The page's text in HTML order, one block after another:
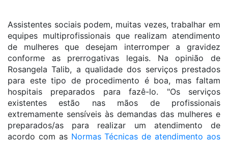
Assistentes sociais podem, muitas vezes, trabalhar em
equipes multiprofissionais que realizam atendimento
de mulheres que desejam interromper a gravidez
conforme as prerrogativas legais. Na opinião de
Rosangela Talib, a qualidade dos serviços prestados
para este tipo de procedimento é boa, mas faltam
hospitais preparados para fazê-lo. "Os serviços
existentes estão nas mãos de profissionais
extremamente sensíveis às demandas das mulheres e
preparados/as para realizar um atendimento de
acordo com as Normas Técnicas de atendimento aos